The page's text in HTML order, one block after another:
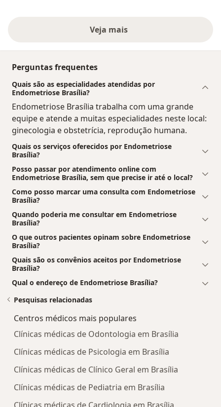
Veja mais
Perguntas frequentes
Quais são as especialidades atendidas por
Endometriose Brasília?
Endometriose Brasília trabalha com uma grande
equipe e atende a muitas especialidades neste local:
ginecologia e obstetrícia, reprodução humana.
Quais os serviços oferecidos por Endometriose
Brasília?
Posso passar por atendimento online com
Endometriose Brasília, sem que precise ir até o local?
Como posso marcar uma consulta com Endometriose
Brasília?
Quando poderia me consultar em Endometriose
Brasília?
O que outros pacientes opinam sobre Endometriose
Brasília?
Quais são os convênios aceitos por Endometriose
Brasília?
Qual o endereço de Endometriose Brasília?
Pesquisas relacionadas
Centros médicos mais populares
Clínicas médicas de Odontologia em Brasília
Clínicas médicas de Psicologia em Brasília
Clínicas médicas de Clínico Geral em Brasília
Clínicas médicas de Pediatria em Brasília